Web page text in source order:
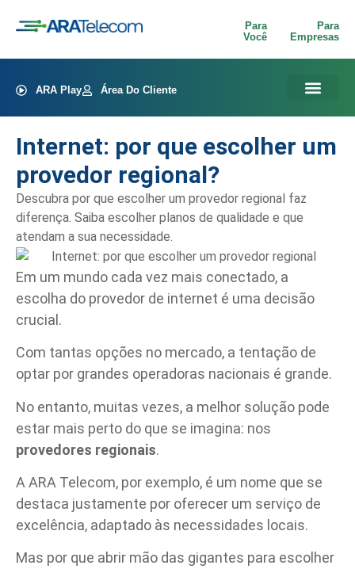
Para
Você
Para
Empresas
ARA Play Área Do Cliente
Internet: por que escolher um
provedor regional?
Descubra por que escolher um provedor regional faz
diferença. Saiba escolher planos de qualidade e que
atendam a sua necessidade.
Em um mundo cada vez mais conectado, a
escolha do provedor de internet é uma decisão
crucial.
Com tantas opções no mercado, a tentação de
optar por grandes operadoras nacionais é grande.
No entanto, muitas vezes, a melhor solução pode
estar mais perto do que se imagina: nos
provedores regionais.
A ARA Telecom, por exemplo, é um nome que se
destaca justamente por oferecer um serviço de
excelência, adaptado às necessidades locais.
Mas por que abrir mão das gigantes para escolher